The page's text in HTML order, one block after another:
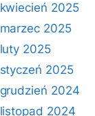
kwiecień 2025
marzec 2025
luty 2025
styczeń 2025
grudzień 2024
listopad 2024